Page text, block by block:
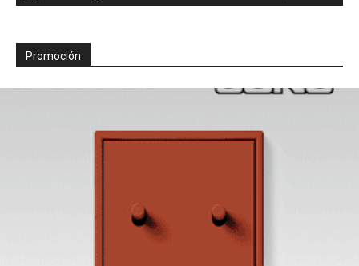
Promoción